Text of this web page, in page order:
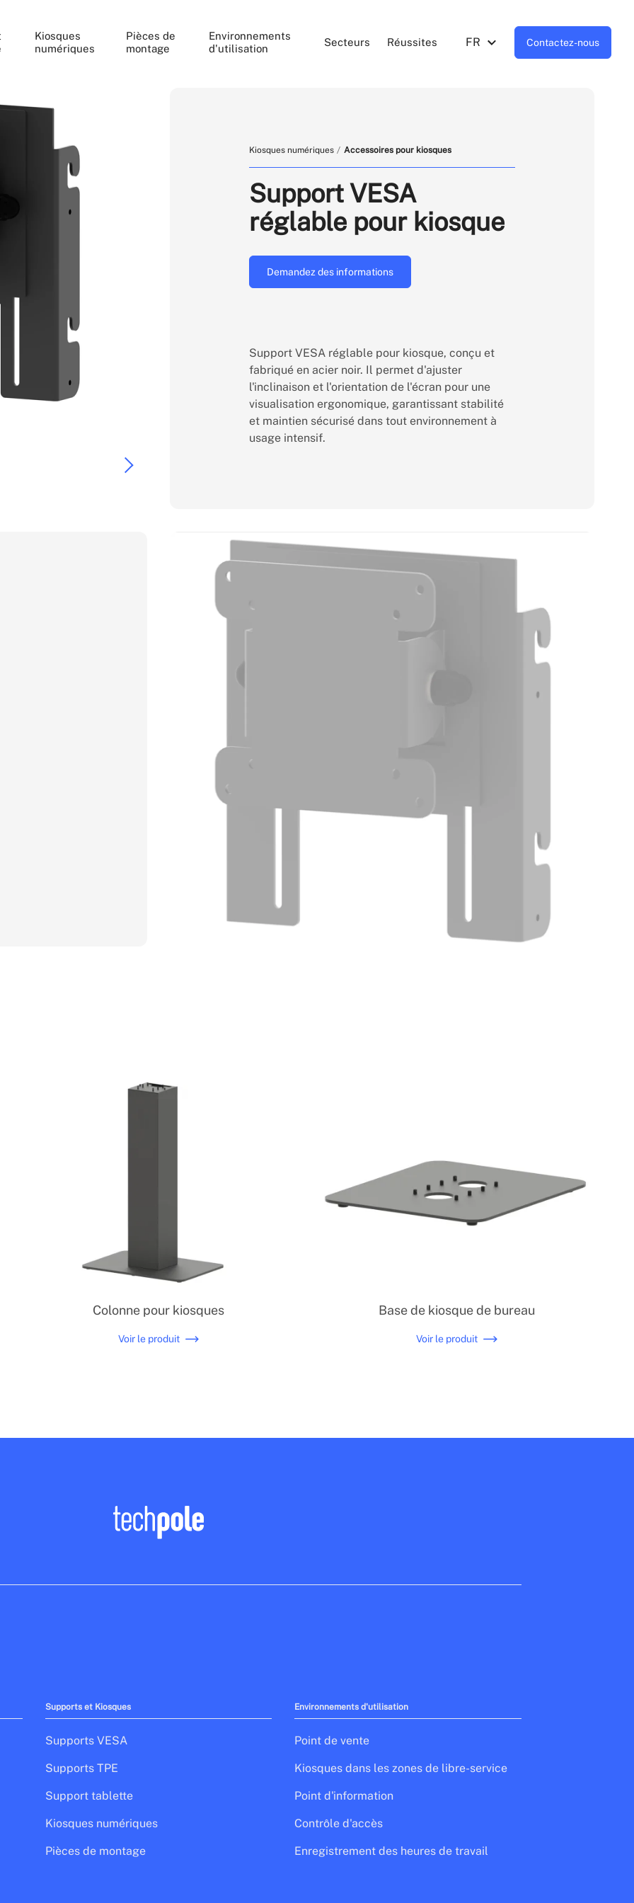
Contactez-nous
FR
Kiosques
numériques
Pièces de
montage
Environnements
d'utilisation
Secteurs Réussites
Kiosques numériques Accessoires pour kiosques
Support VESA
réglable pour kiosque
Demandez des informations
Support VESA réglable pour kiosque, conçu et
fabriqué en acier noir. Il permet d'ajuster
l'inclinaison et l'orientation de l'écran pour une
visualisation ergonomique, garantissant stabilité
et maintien sécurisé dans tout environnement à
usage intensif.
Colonne pour kiosques
Voir le produit
Base de kiosque de bureau
Voir le produit
Supports et Kiosques
Supports VESA
Supports TPE
Support tablette
Kiosques numériques
Pièces de montage
Environnements d'utilisation
Point de vente
Kiosques dans les zones de libre-service
Point d'information
Contrôle d'accès
Enregistrement des heures de travail